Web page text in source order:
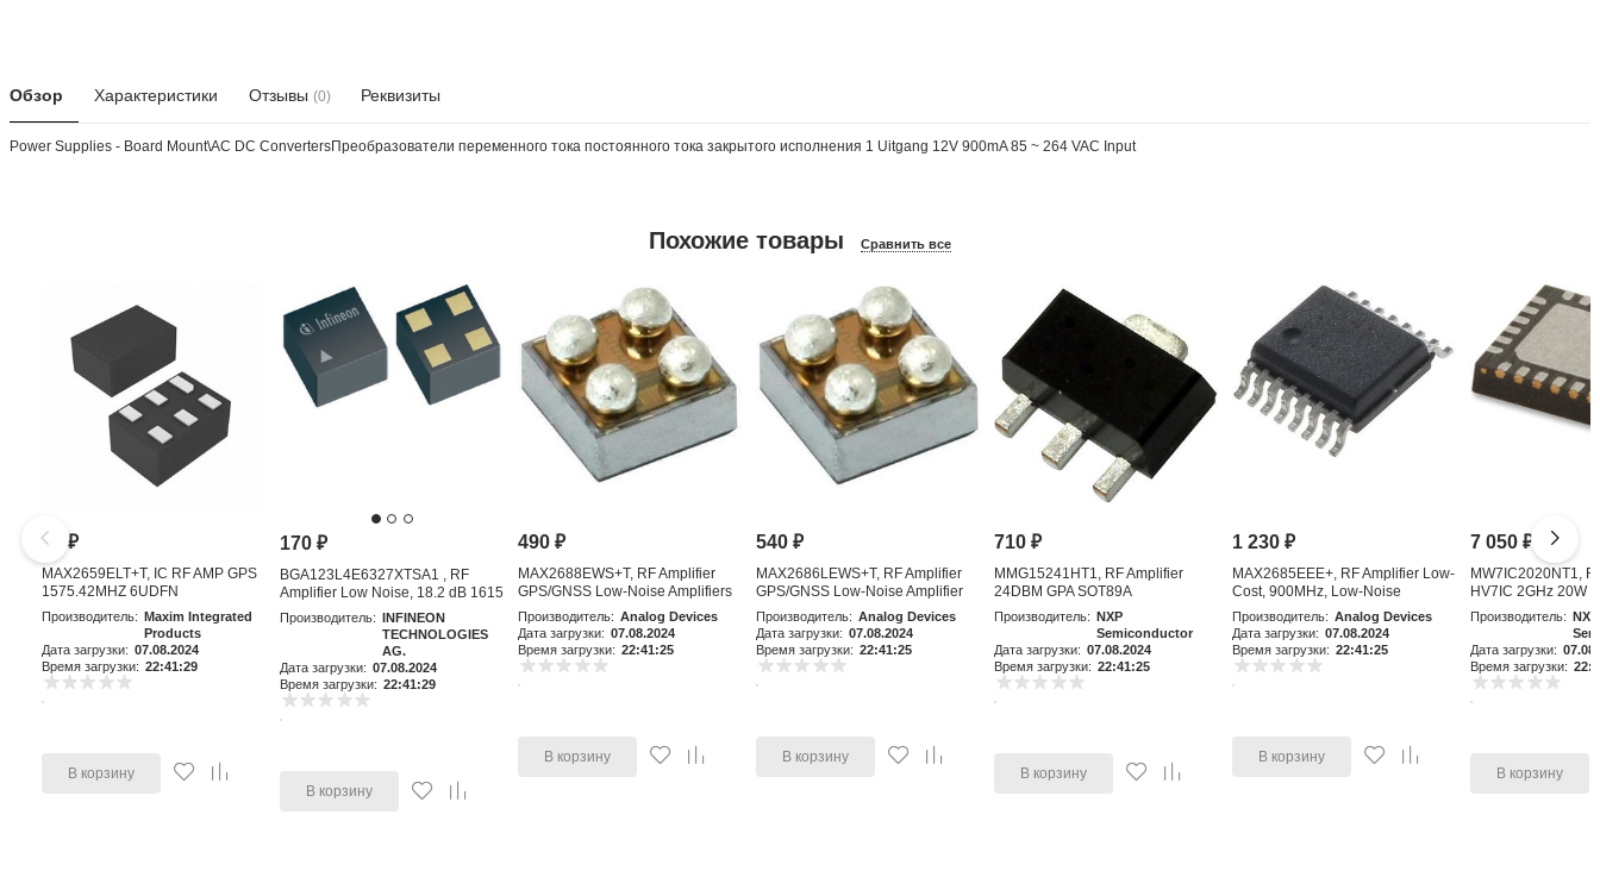
Обзор Характеристики Отзывы (0) Реквизиты
Power Supplies - Board Mount\AC DC ConvertersПреобразователи переменного тока постоянного тока закрытого исполнения 1 Uitgang 12V 900mA 85 ~ 264 VAC Input
Похожие товары Сравнить все
81₽
MAX2659ELT+T, IC RF AMP GPS
1575.42MHZ 6UDFN
Производитель:
Maxim Integrated
Products
Дата загрузки: 07.08.2024
Время загрузки: 22:41:29
В корзину
170₽
BGA123L4E6327XTSA1 , RF
Amplifier Low Noise, 18.2 dB 1615
MHz, 4-Pin TSLP-4-11
Производитель:
INFINEON
TECHNOLOGIES
AG.
Дата загрузки: 07.08.2024
Время загрузки: 22:41:29
В корзину
490₽
MAX2688EWS+T, RF Amplifier
GPS/GNSS Low-Noise Amplifiers
Производитель: Analog Devices
Дата загрузки: 07.08.2024
Время загрузки: 22:41:25
В корзину
540₽
MAX2686LEWS+T, RF Amplifier
GPS/GNSS Low-Noise Amplifier
with Integr
Производитель: Analog Devices
Дата загрузки: 07.08.2024
Время загрузки: 22:41:25
В корзину
710₽
MMG15241HT1, RF Amplifier
24DBM GPA SOT89A
Производитель:
NXP
Semiconductor
Дата загрузки: 07.08.2024
Время загрузки: 22:41:25
В корзину
1 230₽
MAX2685EEE+, RF Amplifier Low-
Cost, 900MHz, Low-Noise
Amplifier an
Производитель: Analog Devices
Дата загрузки: 07.08.2024
Время загрузки: 22:41:25
В корзину
7 050₽
MW7IC2020NT1,
HV7IC 2GHz 20W
Производитель:
NXP
Дата загрузки:
Время загрузки:
В корзину